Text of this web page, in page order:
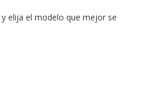
y elija el modelo que mejor se